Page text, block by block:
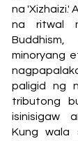
na 'Xizhaizi.'
na ritwal
minoryang
paligid ng
tributong
isinisigaw
Kung wala